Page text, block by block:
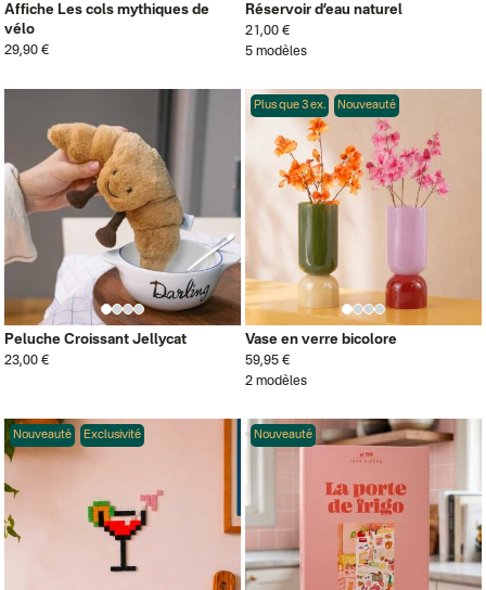
Affiche Les cols mythiques de
vélo
29,90 €
Réservoir d’eau naturel
21,00 €
5 modèles
Peluche Croissant Jellycat
23,00 €
Plus que 3 ex. Nouveauté
Vase en verre bicolore
59,95 €
2 modèles
Nouveauté Exclusivité Nouveauté